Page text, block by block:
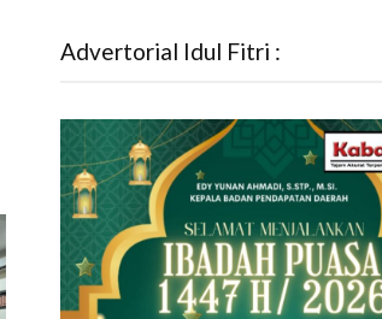
Advertorial Idul Fitri :